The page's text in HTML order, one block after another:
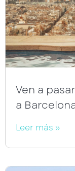
Ven a
a
Leer más »